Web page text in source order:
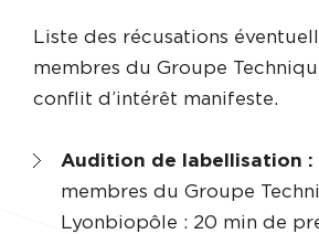
Liste des récusations
membres du Groupe
conflit d’intérêt manifeste.
Audition de labellisation :
membres du Groupe
Lyonbiopôle : 20 min de